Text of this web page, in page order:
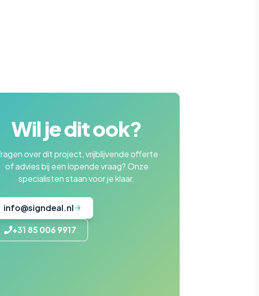
Wil je dit ook?
over dit project, vrijblijvende offerte
of advies bij een lopende vraag? Onze
specialisten staan voor je klaar.
info@signdeal.nl
+31 85 006 9917